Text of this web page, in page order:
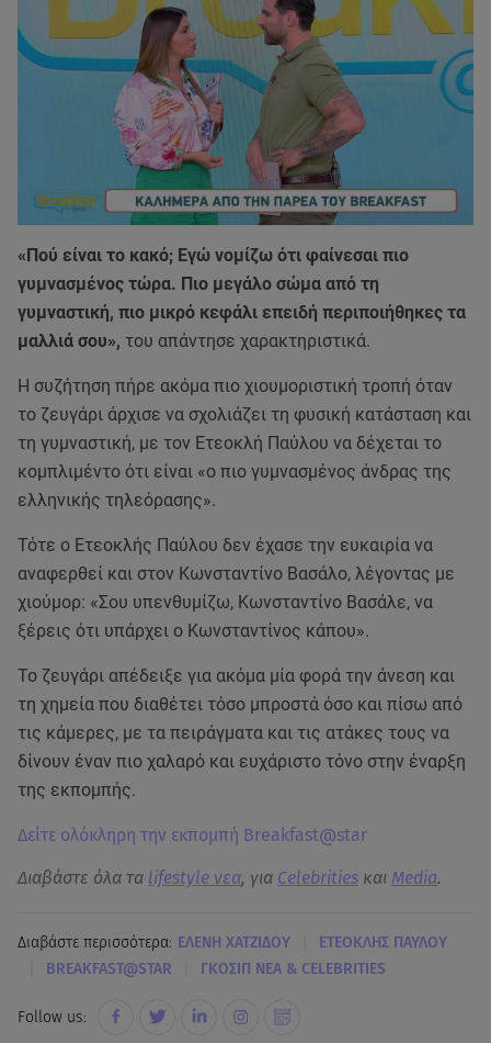
«Πού είναι το κακό; Εγώ νομίζω ότι φαίνεσαι πιο
γυμνασμένος τώρα. Πιο μεγάλο σώμα από τη
γυμναστική, πιο μικρό κεφάλι επειδή περιποιήθηκες τα
μαλλιά σου», του απάντησε χαρακτηριστικά.
Η συζήτηση πήρε ακόμα πιο χιουμοριστική τροπή όταν
το ζευγάρι άρχισε να σχολιάζει τη φυσική κατάσταση και
τη γυμναστική, με τον Ετεοκλή Παύλου να δέχεται το
κομπλιμέντο ότι είναι «ο πιο γυμνασμένος άνδρας της
ελληνικής τηλεόρασης».
Τότε ο Ετεοκλής Παύλου δεν έχασε την ευκαιρία να
αναφερθεί και στον Κωνσταντίνο Βασάλο, λέγοντας με
χιούμορ: «Σου υπενθυμίζω, Κωνσταντίνο Βασάλε, να
ξέρεις ότι υπάρχει ο Κωνσταντίνος κάπου».
Το ζευγάρι απέδειξε για ακόμα μία φορά την άνεση και
τη χημεία που διαθέτει τόσο μπροστά όσο και πίσω από
τις κάμερες, με τα πειράγματα και τις ατάκες τους να
δίνουν έναν πιο χαλαρό και ευχάριστο τόνο στην έναρξη
της εκπομπής.
Δείτε ολόκληρη την εκπομπή Breakfast@star
Διαβάστε όλα τα lifestyle νεα, για Celebrities και Media.
Διαβάστε περισσότερα: ΕΛΕΝΗ ΧΑΤΖΙΔΟΥ ΕΤΕΟΚΛΗΣ ΠΑΥΛΟΥ
BREAKFAST@STAR ΓΚΟΣΙΠ ΝΕΑ & CELEBRITIES
Follow us: